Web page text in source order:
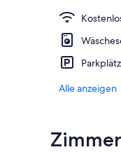
Alle anzeigen